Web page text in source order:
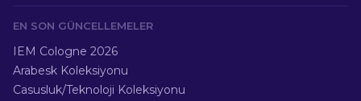
EN SON GÜNCELLEMELER
IEM Cologne 2026
Arabesk Koleksiyonu
Casusluk/Teknoloji Koleksiyonu